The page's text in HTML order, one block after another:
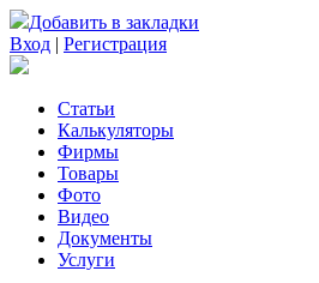
Добавить в закладки
Вход | Регистрация
Статьи
Калькуляторы
Фирмы
Товары
Фото
Видео
Документы
Услуги